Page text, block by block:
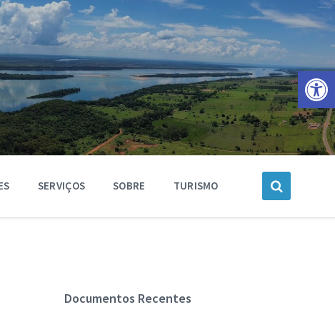
Barra de Ferramentas Aberta
SERVIÇOS SOBRE TURISMO
Documentos Recentes